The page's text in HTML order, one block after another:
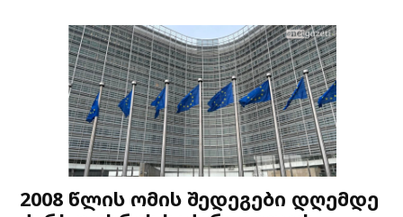
2008 წლის ომის შედეგები დღემდე